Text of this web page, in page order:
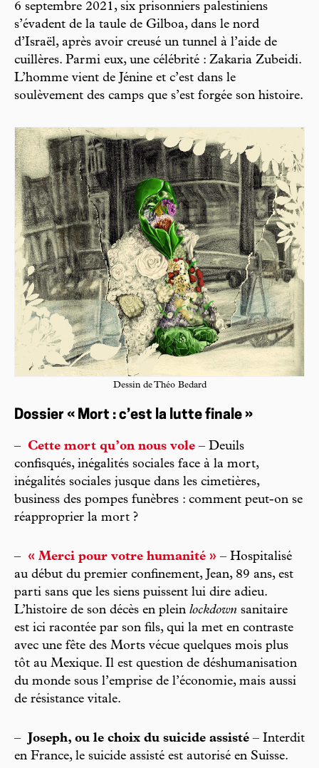
6 septembre 2021, six prisonniers palestiniens
s’évadent de la taule de Gilboa, dans le nord
d’Israël, après avoir creusé un tunnel à l’aide de
cuillères. Parmi eux, une célébrité : Zakaria Zubeidi.
L’homme vient de Jénine et c’est dans le
soulèvement des camps que s’est forgée son histoire.
Dessin de Théo Bedard
Dossier « Mort : c’est la lutte finale »
– Cette mort qu’on nous vole – Deuils
confisqués, inégalités sociales face à la mort,
inégalités sociales jusque dans les cimetières,
business des pompes funèbres : comment peut-on se
réapproprier la mort ?
– « Merci pour votre humanité » – Hospitalisé
au début du premier confinement, Jean, 89 ans, est
parti sans que les siens puissent lui dire adieu.
L’histoire de son décès en plein lockdown sanitaire
est ici racontée par son fils, qui la met en contraste
avec une fête des Morts vécue quelques mois plus
tôt au Mexique. Il est question de déshumanisation
du monde sous l’emprise de l’économie, mais aussi
de résistance vitale.
– Joseph, ou le choix du suicide assisté – Interdit
en France, le suicide assisté est autorisé en Suisse.